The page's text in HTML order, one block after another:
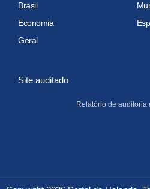
Brasil
Economia
Geral
Site auditado
Relatório de auditoria